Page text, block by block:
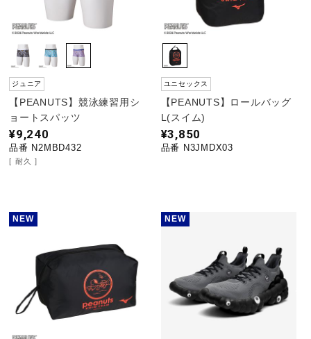
ジュニア
【PEANUTS】競泳練習用シ
ョートスパッツ
¥9,240
品番 N2MBD432
耐久
ユニセックス
【PEANUTS】ロールバッグ
L(スイム)
¥3,850
品番 N3JMDX03
NEW NEW